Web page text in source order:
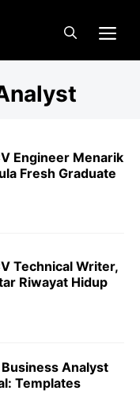
Engineer Menarik
Fresh Graduate
Technical Writer,
Riwayat Hidup
Analyst
Templates